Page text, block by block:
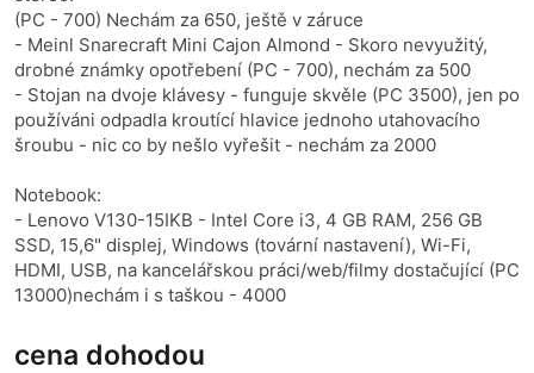
cena dohodou
(PC - 700) Nechám za 650, ještě v záruce
- Meinl Snarecraft Mini Cajon Almond - Skoro nevyužitý,
drobné známky opotřebení (PC - 700), nechám za 500
- Stojan na dvoje klávesy - funguje skvěle (PC 3500), jen po
používáni odpadla kroutící hlavice jednoho utahovacího
šroubu - nic co by nešlo vyřešit - nechám za 2000
Notebook:
- Lenovo V130-15IKB - Intel Core i3, 4 GB RAM, 256 GB
SSD, 15,6" displej, Windows (tovární nastavení), Wi-Fi,
HDMI, USB, na kancelářskou práci/web/filmy dostačující (PC
13000)nechám i s taškou - 4000